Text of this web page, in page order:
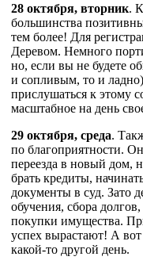
28 октября, вторник.
большинства
тем более! Для
Деревом. Немного
но, если вы не будете
и сопливым, то и
прислушаться к этому
масштабное на день
29 октября, среда.
по благоприятности.
переезда в новый дом,
брать кредиты,
документы в суд. Зато
обучения, сбора
покупки имущества.
успех вырастают! А
какой-то другой день.